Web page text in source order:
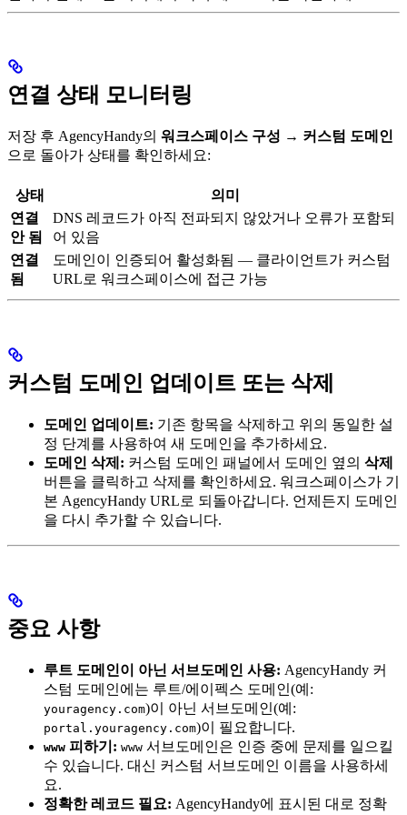
연결 상태 모니터링
저장 후 AgencyHandy의 워크스페이스 구성 → 커스텀 도메인
으로 돌아가 상태를 확인하세요:
상태
의미
연결
안 됨
DNS 레코드가 아직 전파되지 않았거나 오류가 포함되
어 있음
연결
됨
도메인이 인증되어 활성화됨 — 클라이언트가 커스텀
URL로 워크스페이스에 접근 가능
커스텀 도메인 업데이트 또는 삭제
도메인 업데이트: 기존 항목을 삭제하고 위의 동일한 설
정 단계를 사용하여 새 도메인을 추가하세요.
도메인 삭제: 커스텀 도메인 패널에서 도메인 옆의 삭제
버튼을 클릭하고 삭제를 확인하세요. 워크스페이스가 기
본 AgencyHandy URL로 되돌아갑니다. 언제든지 도메인
을 다시 추가할 수 있습니다.
중요 사항
루트 도메인이 아닌 서브도메인 사용: AgencyHandy 커
스텀 도메인에는 루트/에이펙스 도메인(예:
youragency.com)이 아닌 서브도메인(예:
portal.youragency.com)이 필요합니다.
www 피하기: www 서브도메인은 인증 중에 문제를 일으킬
수 있습니다. 대신 커스텀 서브도메인 이름을 사용하세
요.
정확한 레코드 필요: AgencyHandy에 표시된 대로 정확